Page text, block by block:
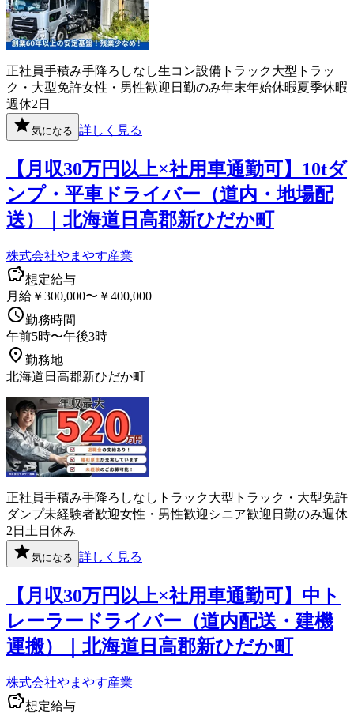
正社員手積み手降ろしなし生コン設備 トラック大型トラッ
ク・大型免許女性・男性歓迎 日勤のみ年末年始休暇夏季休暇
週休2日
気になる 詳しく見る
【月収30万円以上×社用車通勤可】10tダ
ンプ・平車ドライバー（道内・地場配
送）｜北海道日高郡新ひだか町
株式会社やまやす産業
想定給与
月給￥300,000〜￥400,000
勤務時間
午前5時〜午後3時
勤務地
北海道日高郡新ひだか町
正社員手積み手降ろしなし トラック大型トラック・大型免許
ダンプ未経験者歓迎女性・男性歓迎 シニア歓迎 日勤のみ週休
2日 土日休み
気になる 詳しく見る
【月収30万円以上×社用車通勤可】中ト
レーラードライバー（道内配送・建機
運搬）｜北海道日高郡新ひだか町
株式会社やまやす産業
想定給与